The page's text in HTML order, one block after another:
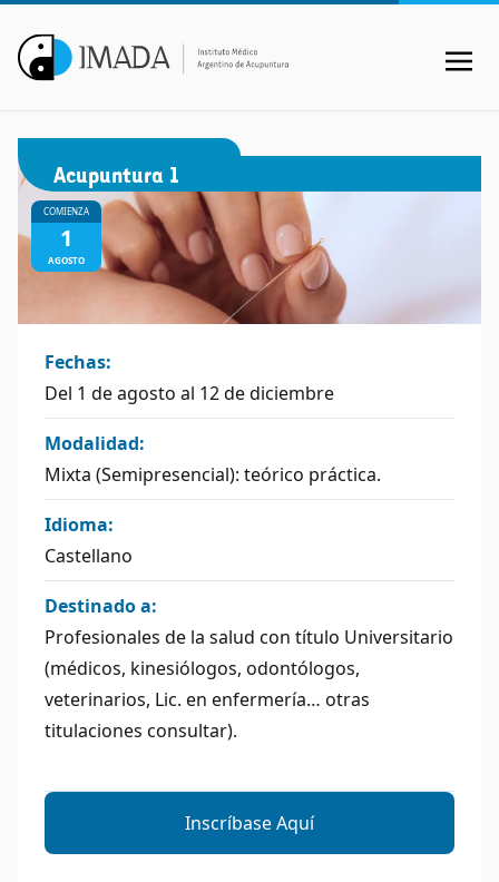
Acupuntura 1
COMIENZA
1
AGOSTO
Fechas:
Del 1 de agosto al 12 de diciembre
Modalidad:
Mixta (Semipresencial): teórico práctica.
Idioma:
Castellano
Destinado a:
Profesionales de la salud con título Universitario
(médicos, kinesiólogos, odontólogos,
veterinarios, Lic. en enfermería… otras
titulaciones consultar).
Inscríbase Aquí